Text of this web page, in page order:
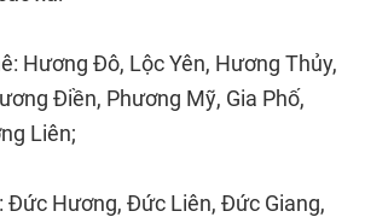
Hương Đô, Lộc Yên, Hương Thủy,
Điền, Phương Mỹ, Gia Phố,
Liên;
Đức Hương, Đức Liên, Đức Giang,